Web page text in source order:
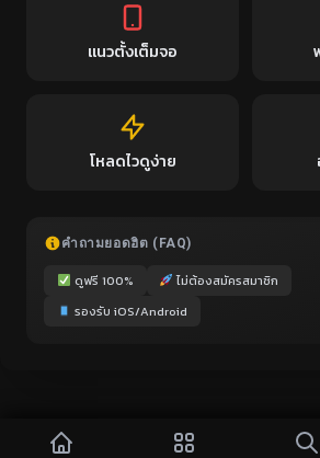
แนวตั้งเต็มจอ
โหลดไวดูง่าย
คำถามยอดฮิต (FAQ)
ดูฟรี 100%
ไม่ต้องสมัครสมาชิก
รองรับ iOS/Android